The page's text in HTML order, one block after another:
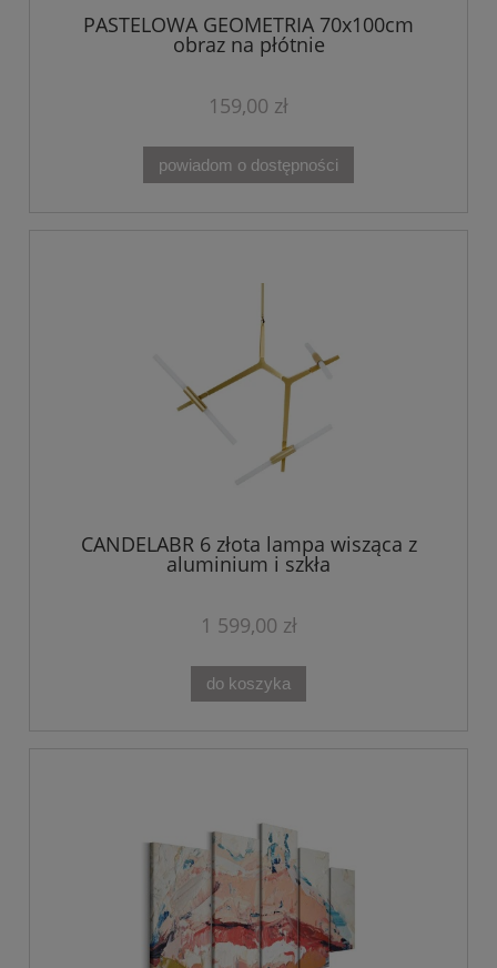
PASTELOWA GEOMETRIA 70x100cm
obraz na płótnie
159,00 zł
powiadom o dostępności
CANDELABR 6 złota lampa wisząca z
aluminium i szkła
1 599,00 zł
do koszyka